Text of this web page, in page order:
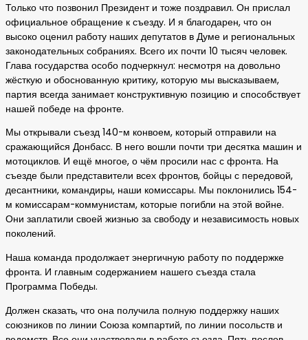
Только что позвонил Президент и тоже поздравил. Он прислал
официальное обращение к съезду. И я благодарен, что он
высоко оценил работу наших депутатов в Думе и региональных
законодательных собраниях. Всего их почти 10 тысяч человек.
Глава государства особо подчеркнул: несмотря на довольно
жёсткую и обоснованную критику, которую мы высказываем,
партия всегда занимает конструктивную позицию и способствует
нашей победе на фронте.
Мы открывали съезд 140-м конвоем, который отправили на
сражающийся Донбасс. В него вошли почти три десятка машин и
мотоциклов. И ещё многое, о чём просили нас с фронта. На
съезде были представители всех фронтов, бойцы с передовой,
десантники, командиры, наши комиссары. Мы поклонились 154-
м комиссарам-коммунистам, которые погибли на этой войне.
Они заплатили своей жизнью за свободу и независимость новых
поколений.
Наша команда продолжает энергичную работу по поддержке
фронта. И главным содержанием нашего съезда стала
Программа Победы.
Должен сказать, что она получила полную поддержку наших
союзников по линии Союза компартий, по линии посольств и